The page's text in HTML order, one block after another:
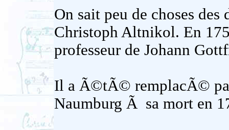
On sait peu de choses
Christoph Altnikol. En
professeur de Johann
Il a Ã©tÃ© remplacÃ©
Naumburg Ã sa mort en